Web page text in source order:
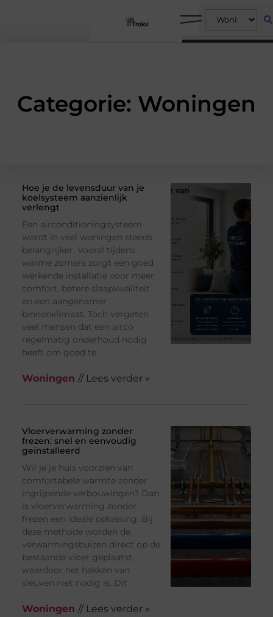
Categorie: Woningen
Hoe je de levensduur van je
koelsysteem aanzienlijk
verlengt
Een airconditioningsysteem
wordt in veel woningen steeds
belangrijker. Vooral tijdens
warme zomers zorgt een goed
werkende installatie voor meer
comfort, betere slaapkwaliteit
en een aangenamer
binnenklimaat. Toch vergeten
veel mensen dat een airco
regelmatig onderhoud nodig
heeft om goed te
Woningen // Lees verder »
Vloerverwarming zonder
frezen: snel en eenvoudig
geïnstalleerd
Wil je je huis voorzien van
comfortabele warmte zonder
ingrijpende verbouwingen? Dan
is vloerverwarming zonder
frezen een ideale oplossing. Bij
deze methode worden de
verwarmingsbuizen direct op de
bestaande vloer geplaatst,
waardoor het hakken van
sleuven niet nodig is. Dit
Woningen // Lees verder »